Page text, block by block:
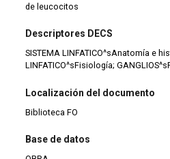
de leucocitos
Descriptores DECS
SISTEMA LINFATICO^sAnatomía e
LINFATICO^sFisiología;
Localización del documento
Biblioteca FO
Base de datos